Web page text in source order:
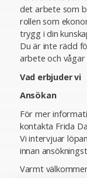
det arbete som
rollen som
trygg i din
Du är inte rädd
arbete och
Vad erbjuder vi
Ansökan
För mer
kontakta Frida
Vi intervjuar
innan
Varmt